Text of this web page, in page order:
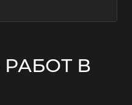
В